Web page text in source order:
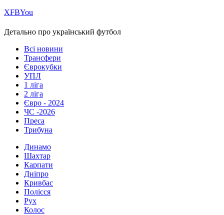
ХFBYou
Детально про український футбол
Всі новини
Трансфери
Єврокубки
УПЛ
1 ліга
2 ліга
Євро - 2024
ЧС -2026
Преса
Трибуна
Динамо
Шахтар
Карпати
Дніпро
Кривбас
Полісся
Рух
Колос